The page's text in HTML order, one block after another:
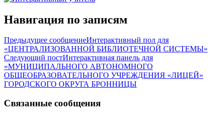
Навигация по записям
Предыдущее сообщениеИнтерактивный пол для
«ЦЕНТРАЛИЗОВАННОЙ БИБЛИОТЕЧНОЙ СИСТЕМЫ»
Следующий постИнтерактивная панель для
«МУНИЦИПАЛЬНОГО АВТОНОМНОГО
ОБЩЕОБРАЗОВАТЕЛЬНОГО УЧРЕЖДЕНИЯ «ЛИЦЕЙ»
ГОРОДСКОГО ОКРУГА БРОННИЦЫ
Связанные сообщения